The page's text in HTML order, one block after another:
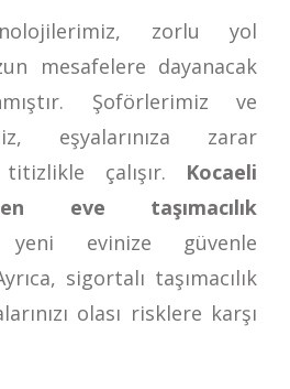
zorlu yol
mesafelere dayanacak
Şoförlerimiz ve
eşyalarınıza zarar
çalışır. Kocaeli
eve taşımacılık
yeni evinize güvenle
sigortalı taşımacılık
olası risklere karşı